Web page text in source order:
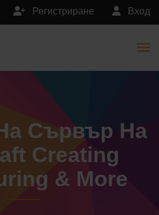
Вход
Регистриране
Сървър На
Creating
& More